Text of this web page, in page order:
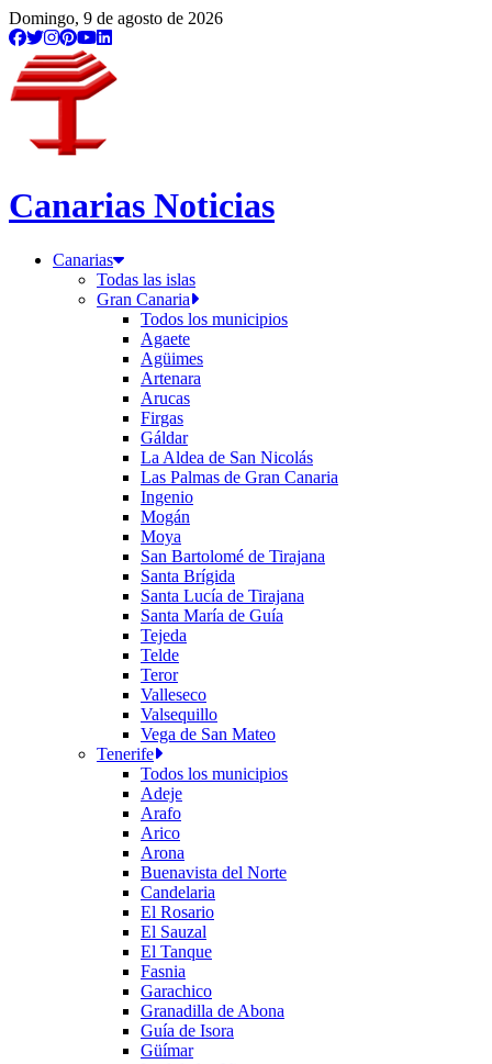
Domingo, 9 de agosto de 2026
Canarias Noticias
Canarias
Todas las islas
Gran Canaria
Todos los municipios
Agaete
Agüimes
Artenara
Arucas
Firgas
Gáldar
La Aldea de San Nicolás
Las Palmas de Gran Canaria
Ingenio
Mogán
Moya
San Bartolomé de Tirajana
Santa Brígida
Santa Lucía de Tirajana
Santa María de Guía
Tejeda
Telde
Teror
Valleseco
Valsequillo
Vega de San Mateo
Tenerife
Todos los municipios
Adeje
Arafo
Arico
Arona
Buenavista del Norte
Candelaria
El Rosario
El Sauzal
El Tanque
Fasnia
Garachico
Granadilla de Abona
Guía de Isora
Güímar